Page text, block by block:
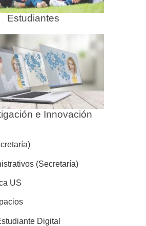
Estudiantes
e Innovación
(Secretaría)
US
Digital